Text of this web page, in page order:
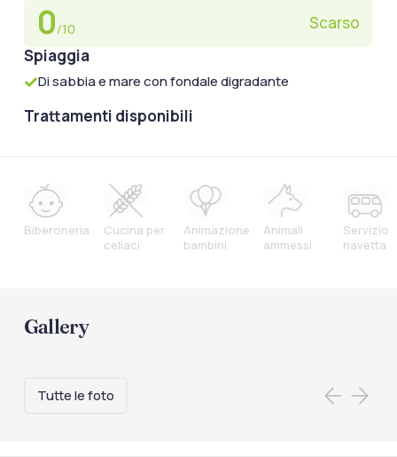
0/10
Scarso
Spiaggia
Di sabbia e mare con fondale digradante
Trattamenti disponibili
Biberoneria
Cucina per
celiaci
Animazione
bambini
Animali
ammessi
Servizio
navetta
Gallery
Tutte le foto